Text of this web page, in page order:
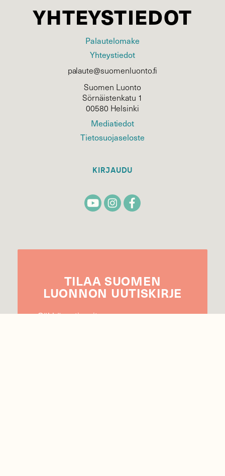
YHTEYSTIEDOT
Palautelomake
Yhteystiedot
palaute@suomenluonto.fi
Suomen Luonto
Sörnäistenkatu 1
00580 Helsinki
Mediatiedot
Tietosuojaseloste
KIRJAUDU
TILAA SUOMEN
LUONNON UUTIS­KIRJE
Sähköpostiosoite